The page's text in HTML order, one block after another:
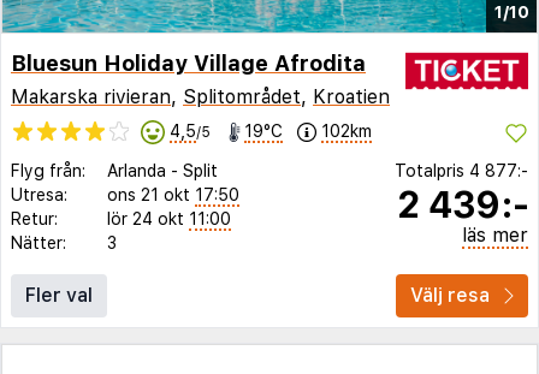
1/10
Bluesun Holiday Village Afrodita
Makarska rivieran, Splitområdet, Kroatien
4,5/5 19°C 102km
Flyg från: Arlanda - Split
Utresa:
ons 21 okt 17:50
Retur:
lör 24 okt 11:00
Nätter:
3
Totalpris 4 877:-
2 439:-
läs mer
Fler val Välj resa